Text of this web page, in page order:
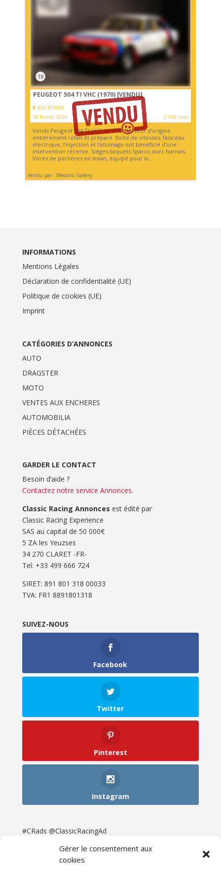
Gérer le consentement aux
cookies
18
PEUGEOT 504 TI VHC (1970)[VENDU]
(69) RHôNE
28 février 2020
2 958 vues
Vends Peugeot 504 TI VHC de 1970. Moteur d’origine
entièrement refait et préparé. Boîte de vitesses, faisceau
électrique, l’injection et l’allumage ont bénéficié d'une
intervention récente. Sièges baquets Sparco avec harnais.
Vitres de portières en lexan, équipé pour la...
Vendu par : Mecanic Gallery
INFORMATIONS
Mentions Légales
Déclaration de confidentialité (UE)
Politique de cookies (UE)
Imprint
CATÉGORIES D’ANNONCES
AUTO
DRAGSTER
MOTO
VENTES AUX ENCHERES
AUTOMOBILIA
PIÈCES DÉTACHÉES
GARDER LE CONTACT
Besoin d’aide ?
Contactez notre service Annonces.
Classic Racing Annonces est édité par
Classic Racing Experience
SAS au capital de 50 000€
5 ZA les Yeuzses
34 270 CLARET -FR-
Tel: ‭+33 499 666 724‬
SIRET: 891 801 318 00033
TVA: FR1 8891801318
SUIVEZ-NOUS
Facebook
Twitter
Pinterest
Instagram
#CRads @ClassicRacingAd